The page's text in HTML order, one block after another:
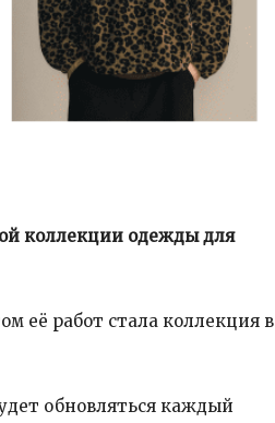
коллекции одежды для
её работ стала коллекция в
обновляться каждый